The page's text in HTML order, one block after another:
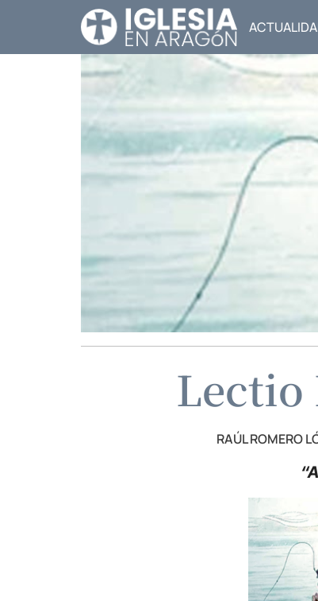
Lectio
RAÚL ROMERO